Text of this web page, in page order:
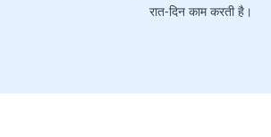
रात-दिन काम करती है।